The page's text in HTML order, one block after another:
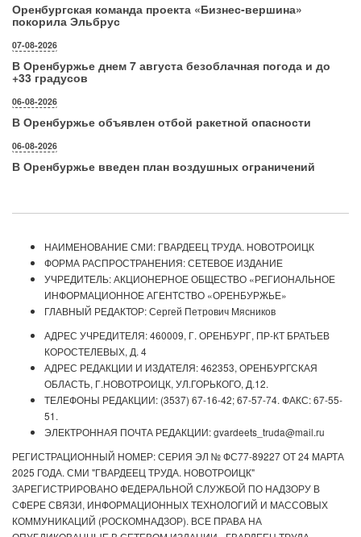
Оренбургская команда проекта «Бизнес‑вершина»
покорила Эльбрус
07-08-2026
В Оренбуржье днем 7 августа безоблачная погода и до
+33 градусов
06-08-2026
В Оренбуржье объявлен отбой ракетной опасности
06-08-2026
В Оренбуржье введен план воздушных ограничений
НАИМЕНОВАНИЕ СМИ: ГВАРДЕЕЦ ТРУДА. НОВОТРОИЦК
ФОРМА РАСПРОСТРАНЕНИЯ: СЕТЕВОЕ ИЗДАНИЕ
УЧРЕДИТЕЛЬ: АКЦИОНЕРНОЕ ОБЩЕСТВО «РЕГИОНАЛЬНОЕ
ИНФОРМАЦИОННОЕ АГЕНТСТВО «ОРЕНБУРЖЬЕ»
ГЛАВНЫЙ РЕДАКТОР: Сергей Петрович Мясников
АДРЕС УЧРЕДИТЕЛЯ: 460009, Г. ОРЕНБУРГ, ПР-КТ БРАТЬЕВ
КОРОСТЕЛЕВЫХ, Д. 4
АДРЕС РЕДАКЦИИ И ИЗДАТЕЛЯ: 462353, ОРЕНБУРГСКАЯ
ОБЛАСТЬ, Г.НОВОТРОИЦК, УЛ.ГОРЬКОГО, Д.12.
ТЕЛЕФОНЫ РЕДАКЦИИ: (3537) 67-16-42; 67-57-74. ФАКС: 67-55-
51.
ЭЛЕКТРОННАЯ ПОЧТА РЕДАКЦИИ: gvardeets_truda@mail.ru
РЕГИСТРАЦИОННЫЙ НОМЕР: СЕРИЯ ЭЛ № ФС77-89227 ОТ 24 МАРТА
2025 ГОДА. СМИ "ГВАРДЕЕЦ ТРУДА. НОВОТРОИЦК"
ЗАРЕГИСТРИРОВАНО ФЕДЕРАЛЬНОЙ СЛУЖБОЙ ПО НАДЗОРУ В
СФЕРЕ СВЯЗИ, ИНФОРМАЦИОННЫХ ТЕХНОЛОГИЙ И МАССОВЫХ
КОММУНИКАЦИЙ (РОСКОМНАДЗОР). ВСЕ ПРАВА НА